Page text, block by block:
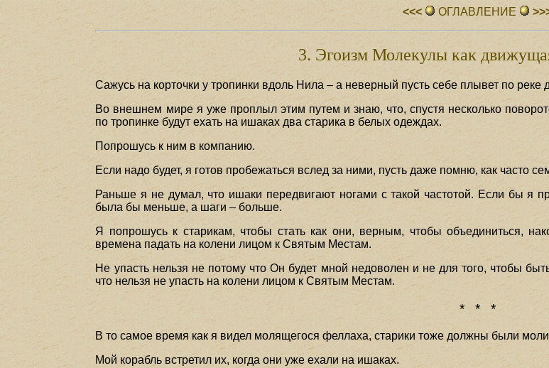
<<< ОГЛАВЛЕHИЕ
3. Эгоизм Молекулы как
Сажусь на корточки у тропинки вдоль Нила – а неверный пусть себе плывет по реке
Во внешнем мире я уже проплыл этим путем и знаю, что, спустя несколько
по тропинке будут ехать на ишаках два старика в белых одеждах.
Попрошусь к ним в компанию.
Если надо будет, я готов пробежаться вслед за ними, пусть даже помню, как часто
Раньше я не думал, что ишаки передвигают ногами с такой частотой. Если бы я
была бы меньше, а шаги – больше.
Я попрошусь к старикам, чтобы стать как они, верным, чтобы объединиться,
времена падать на колени лицом к Святым Местам.
Не упасть нельзя не потому что Он будет мной недоволен и не для того, чтобы
что нельзя не упасть на колени лицом к Святым Местам.
* * *
В то самое время как я видел молящегося феллаха, старики тоже должны были
Мой корабль встретил их, когда они уже ехали на ишаках.